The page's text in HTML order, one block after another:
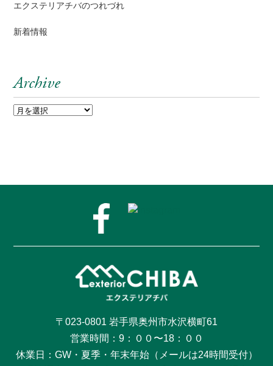
エクステリアチバのつれづれ
新着情報
Archive
〒023-0801 岩手県奥州市水沢横町61
営業時間：9：００〜18：００
休業日：GW・夏季・年末年始（メールは24時間受付）